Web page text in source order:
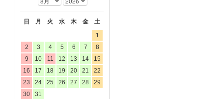
日 月 火 水 木 金 土
1
2
3 4 5 6 7
8
9
10 11 12 13 14
15
16
17 18 19 20 21
22
23
24 25 26 27 28
29
30
31